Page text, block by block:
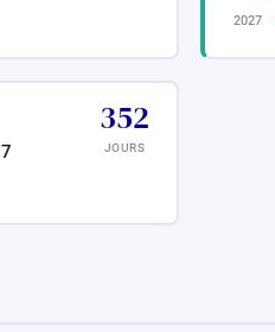
2027
352
JOURS